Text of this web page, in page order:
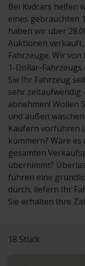
Bei Kvdcars helfen
eines gebrauchten
haben wir über
Auktionen
Fahrzeuge. Wir
1-Dollar-
Sie Ihr Fahrzeug
sehr zeitaufwendig
abnehmen! Wollen
und außen
Käufern vorführen
kümmern? Wäre
gesamten
übernimmt?
führen eine
durch, liefern Ihr
Sie erhalten Ihre
18 Stück